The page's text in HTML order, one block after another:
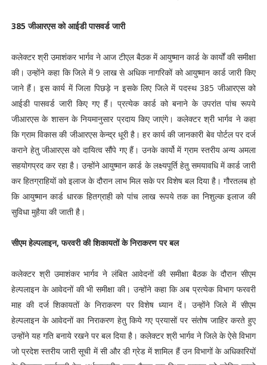
385 जीआरएस को आईडी पासवर्ड जारी
कलेक्टर श्री उमाशंकर भार्गव ने आज टीएल बैठक में आयुष्मान कार्ड के कार्यों की समीक्षा
की। उन्होंने कहा कि जिले में 9 लाख से अधिक नागरिकों को आयुष्मान कार्ड जारी किए
जाने हैं। इस कार्य में जिला पिछड़े न इसके लिए जिले में पदस्थ 385 जीआरएस को
आईडी पासवर्ड जारी किए गए हैं। प्रत्येक कार्ड को बनाने के उपरांत पांच रूपये
जीआरएस के शासन के नियमानुसार प्रदाय किए जाएंगे। कलेक्टर श्री भार्गव ने कहा
कि ग्राम विकास की जीआरएस केन्द्र धूरी है। हर कार्य की जानकारी बेव पोर्टल पर दर्ज
कराने हेतु जीआरएस को दायित्व सौंपे गए हैं। उनके कार्यो में ग्राम स्तरीय अन्य अमला
सहयोगप्रद कर रहा है। उन्होंने आयुष्मान कार्ड के लक्ष्यपूर्ति हेतु समयावधि में कार्ड जारी
कर हितग्राहियों को इलाज के दौरान लाभ मिल सके पर विशेष बल दिया है। गौरतलब हो
कि आयुष्मान कार्ड धारक हितग्राही को पांच लाख रूपये तक का निशुल्क इलाज की
सुविधा मुहैया की जाती है।
सीएम हेल्पलाइन, फरवरी की शिकायतों के निराकरण पर बल
कलेक्टर श्री उमाशंकर भार्गव ने लंबित आवेदनों की समीक्षा बैठक के दौरान सीएम
हेल्पलाइन के आवेदनों की भी समीक्षा की। उन्होंने कहा कि अब प्रत्येक विभाग फरवरी
माह की दर्ज शिकायतों के निराकरण पर विशेष ध्यान दें। उन्होंने जिले में सीएम
हेल्पलाइन के आवेदनों का निराकरण हेतु किये गए प्रयासों पर संतोष जाहिर करते हुए
उन्होंने यह गति बनाये रखने पर बल दिया है। कलेक्टर श्री भार्गव ने जिले के ऐसे विभाग
जो प्रदेश स्तरीय जारी सूची में सी और डी ग्रेड में शामिल हैं उन विभागों के अधिकारियों